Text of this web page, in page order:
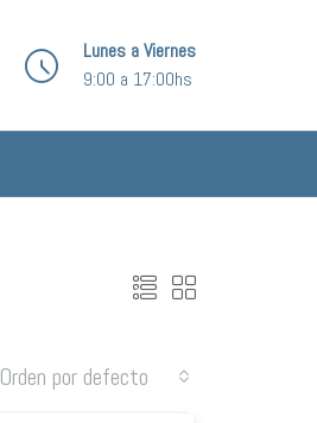
Lunes a Viernes
9:00 a 17:00hs
Orden por defecto